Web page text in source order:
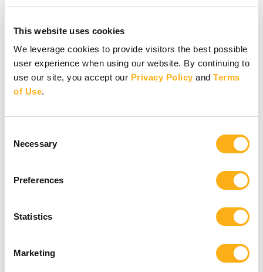
This website uses cookies
We leverage cookies to provide visitors the best possible
user experience when using our website. By continuing to
use our site, you accept our Privacy Policy and Terms
of Use.
Selection
Necessary
Preferences
Statistics
Marketing
Búsqueda...
Empiece a escribir para buscar...
No se encontraron resultados. Intente con otra búsqueda.